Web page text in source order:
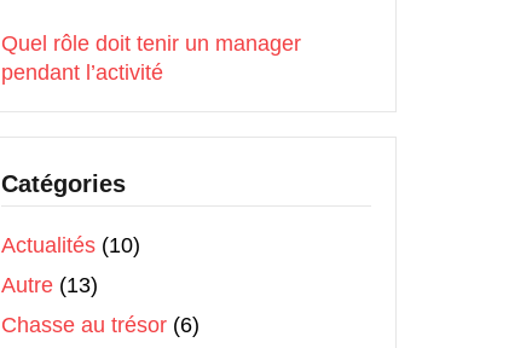
Quel rôle doit tenir un manager
pendant l’activité
Catégories
Actualités (10)
Autre (13)
Chasse au trésor (6)